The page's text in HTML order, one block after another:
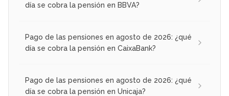
día se cobra la pensión en BBVA?
Pago de las pensiones en agosto de 2026: ¿qué
día se cobra la pensión en CaixaBank?
Pago de las pensiones en agosto de 2026: ¿qué
día se cobra la pensión en Unicaja?